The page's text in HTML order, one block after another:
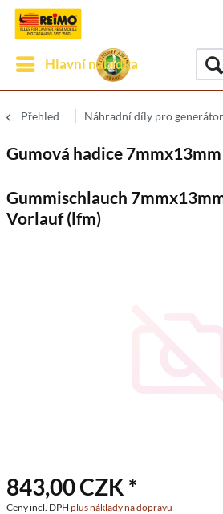
Hlavní nabídka
Přehled Náhradní díly pro
Gumová hadice
Gummischlauch
Vorlauf (lfm)
843,00 CZK *
Ceny incl. DPH plus náklady na dopravu